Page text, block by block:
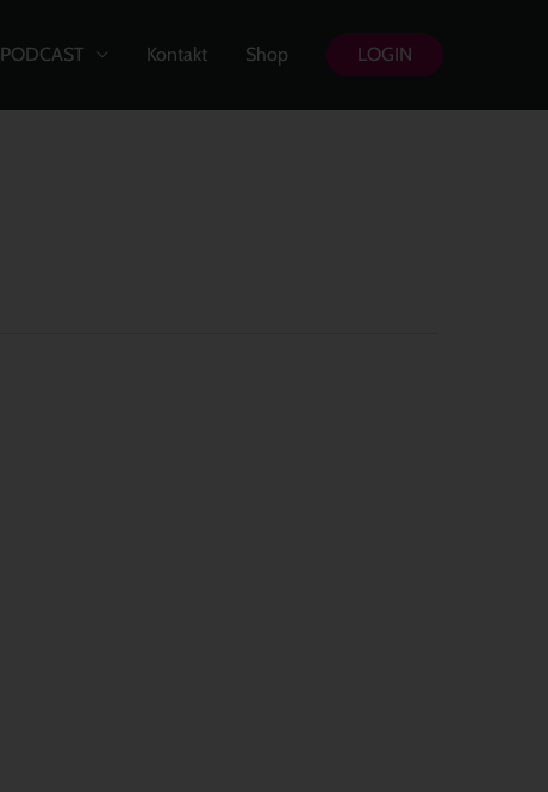
PODCAST Kontakt Shop LOGIN